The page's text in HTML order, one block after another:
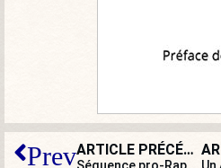
Prev ARTICLE PRÉCÉDENT